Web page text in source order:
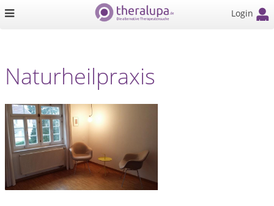
Login
Naturheilpraxis